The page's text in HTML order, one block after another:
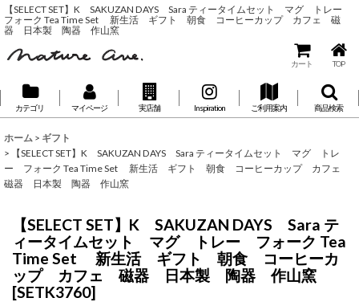
【SELECT SET】K SAKUZAN DAYS Sara ティータイムセット マグ トレー
フォーク Tea Time Set 新生活 ギフト 朝食 コーヒーカップ カフェ 磁
器 日本製 陶器 作山窯
カート TOP
カテゴリ マイページ 実店舗 Inspiration ご利用案内 商品検索
ホーム > ギフト
>
【SELECT SET】K SAKUZAN DAYS Sara ティータイムセット マグ トレ
ー フォーク Tea Time Set 新生活 ギフト 朝食 コーヒーカップ カフェ
磁器 日本製 陶器 作山窯
【SELECT SET】K SAKUZAN DAYS Sara テ
ィータイムセット マグ トレー フォーク Tea
Time Set 新生活 ギフト 朝食 コーヒーカ
ップ カフェ 磁器 日本製 陶器 作山窯
[SETK3760]